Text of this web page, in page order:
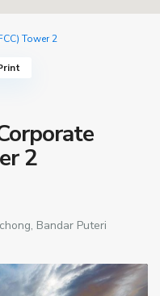
Tower 2
2
, Bandar Puteri